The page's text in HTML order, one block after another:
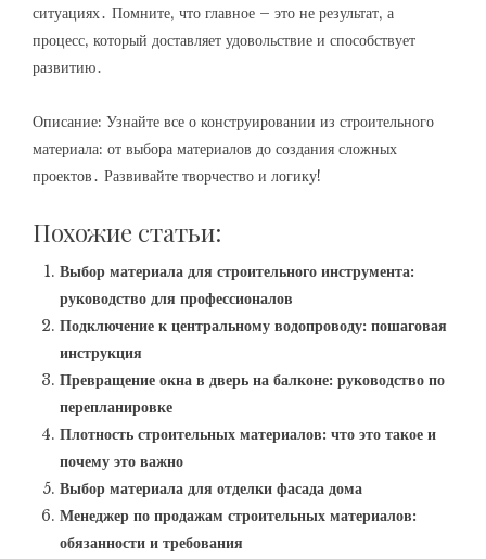
ситуациях․ Помните‚ что главное – это не результат‚ а
процесс‚ который доставляет удовольствие и способствует
развитию․
Описание: Узнайте все о конструировании из строительного
материала: от выбора материалов до создания сложных
проектов․ Развивайте творчество и логику!
Похожие статьи:
Выбор материала для строительного инструмента:
руководство для профессионалов
Подключение к центральному водопроводу: пошаговая
инструкция
Превращение окна в дверь на балконе: руководство по
перепланировке
Плотность строительных материалов: что это такое и
почему это важно
Выбор материала для отделки фасада дома
Менеджер по продажам строительных материалов:
обязанности и требования